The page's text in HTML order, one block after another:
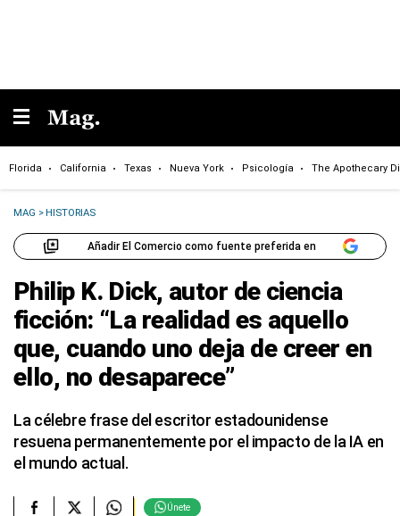
Florida California Texas Nueva York Psicología The Apothecary
MAG >HISTORIAS
Añadir El Comercio como fuente preferida en
Philip K. Dick, autor de ciencia
ficción: “La realidad es aquello
que, cuando uno deja de creer en
ello, no desaparece”
La célebre frase del escritor estadounidense
resuena permanentemente por el impacto de la IA en
el mundo actual.
Únete